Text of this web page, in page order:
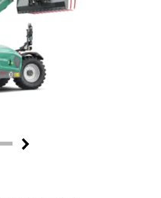
Next